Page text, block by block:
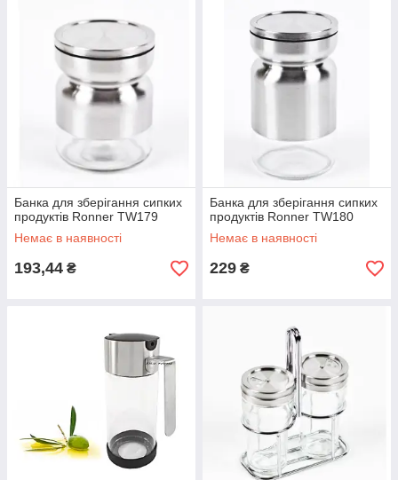
Банка для зберігання сипких
продуктів Ronner TW179
Немає в наявності
193,44 ₴
Банка для зберігання сипких
продуктів Ronner TW180
Немає в наявності
229 ₴